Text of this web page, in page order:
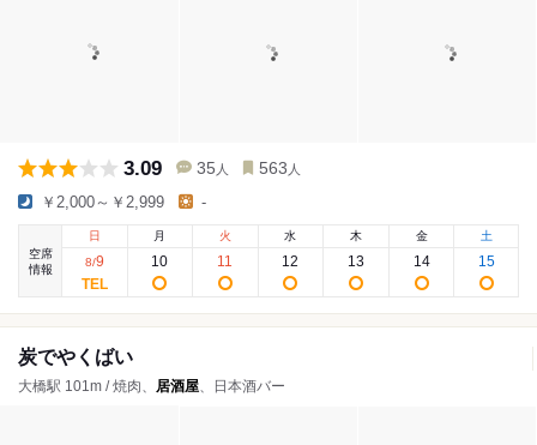
3.09 35 人 563 人
￥2,000～￥2,999 -
空席
情報
日
8/9
月
10
火
11
水
12
木
13
金
14
土
15
炭でやくばい
大橋駅 101m / 焼肉、 居酒屋、日本酒バー